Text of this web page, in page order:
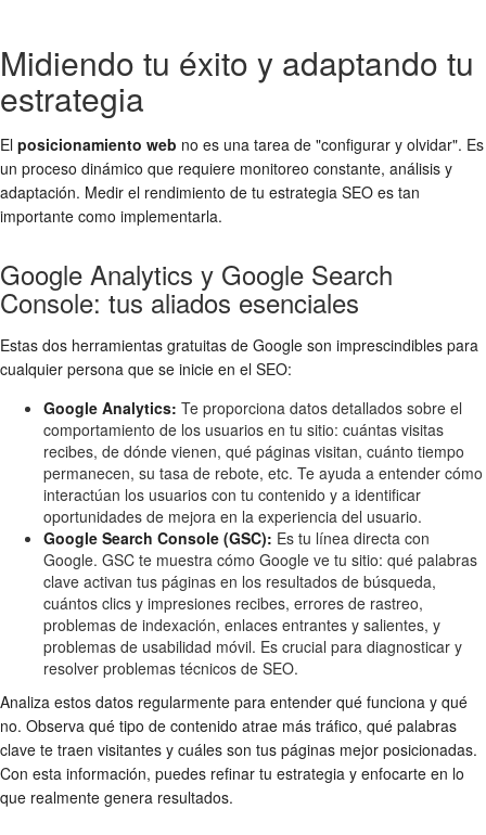
Midiendo tu éxito y adaptando tu
estrategia
El posicionamiento web no es una tarea de "configurar y olvidar". Es
un proceso dinámico que requiere monitoreo constante, análisis y
adaptación. Medir el rendimiento de tu estrategia SEO es tan
importante como implementarla.
Google Analytics y Google Search
Console: tus aliados esenciales
Estas dos herramientas gratuitas de Google son imprescindibles para
cualquier persona que se inicie en el SEO:
Google Analytics: Te proporciona datos detallados sobre el
comportamiento de los usuarios en tu sitio: cuántas visitas
recibes, de dónde vienen, qué páginas visitan, cuánto tiempo
permanecen, su tasa de rebote, etc. Te ayuda a entender cómo
interactúan los usuarios con tu contenido y a identificar
oportunidades de mejora en la experiencia del usuario.
Google Search Console (GSC): Es tu línea directa con
Google. GSC te muestra cómo Google ve tu sitio: qué palabras
clave activan tus páginas en los resultados de búsqueda,
cuántos clics y impresiones recibes, errores de rastreo,
problemas de indexación, enlaces entrantes y salientes, y
problemas de usabilidad móvil. Es crucial para diagnosticar y
resolver problemas técnicos de SEO.
Analiza estos datos regularmente para entender qué funciona y qué
no. Observa qué tipo de contenido atrae más tráfico, qué palabras
clave te traen visitantes y cuáles son tus páginas mejor posicionadas.
Con esta información, puedes refinar tu estrategia y enfocarte en lo
que realmente genera resultados.